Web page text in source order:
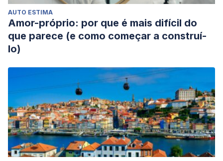
AUTO ESTIMA
Amor-próprio: por que é mais difícil do
que parece (e como começar a construí-
lo)